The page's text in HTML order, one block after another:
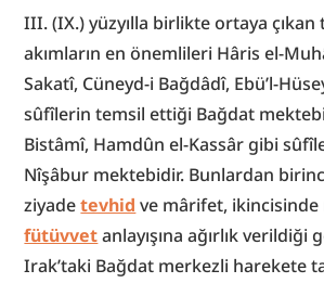
III. (IX.) yüzyılla birlikte ortaya çıkan
akımların en önemlileri Hâris el-
Sakatî, Cüneyd-i Bağdâdî, Ebü’l-
sûfîlerin temsil ettiği Bağdat
Bistâmî, Hamdûn el-Kassâr gibi
Nîşâbur mektebidir. Bunlardan
ziyade tevhid
fütüvvet anlayışına ağırlık verildiği
Irak’taki Bağdat merkezli harekete